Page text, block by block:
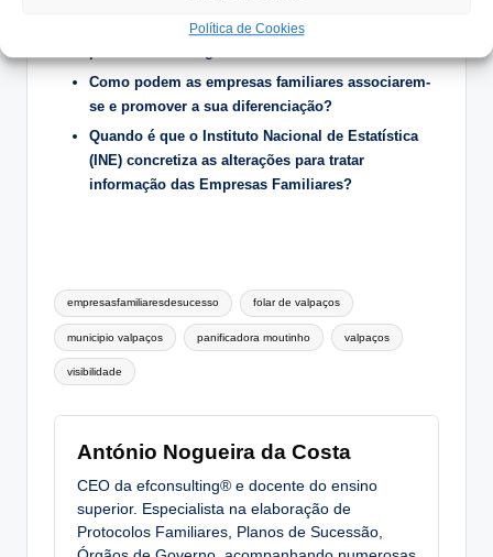
Política de Cookies
Que entidades podem desenvolver iniciativas que
Como podem as empresas familiares associarem-
se e promover a sua diferenciação?
Quando é que o Instituto Nacional de Estatística
(INE) concretiza as alterações para tratar
informação das Empresas Familiares?
Tags:
empresasfamiliaresdesucesso folar de valpaços
municipio valpaços panificadora moutinho valpaços
visibilidade
António Nogueira da Costa
CEO da efconsulting® e docente do ensino
superior. Especialista na elaboração de
Protocolos Familiares, Planos de Sucessão,